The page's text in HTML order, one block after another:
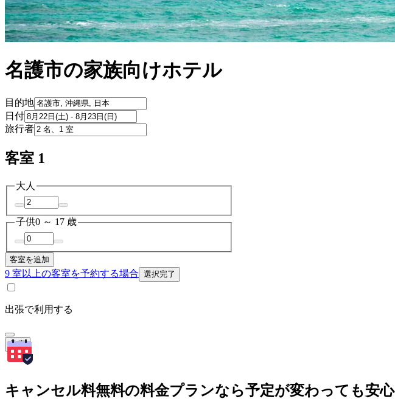
名護市の家族向けホテル
目的地
日付
旅行者
客室 1
大人
子供0 ～ 17 歳
客室を追加
9 室以上の客室を予約する場合 選択完了
出張で利用する
検索
キャンセル料無料の料金プランなら予定が変わっても安心